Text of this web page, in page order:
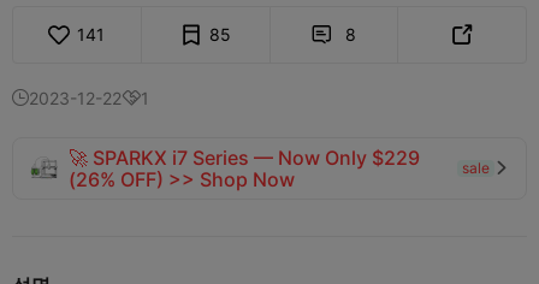
141 85  8 
2023-12-221
🚀 SPARKX i7 Series — Now Only $229
(26% OFF) >> Shop Now
sale 